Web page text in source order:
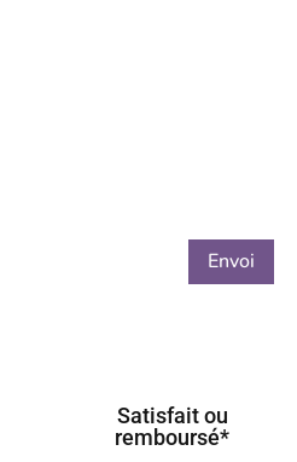
Envoi
Satisfait ou
remboursé*